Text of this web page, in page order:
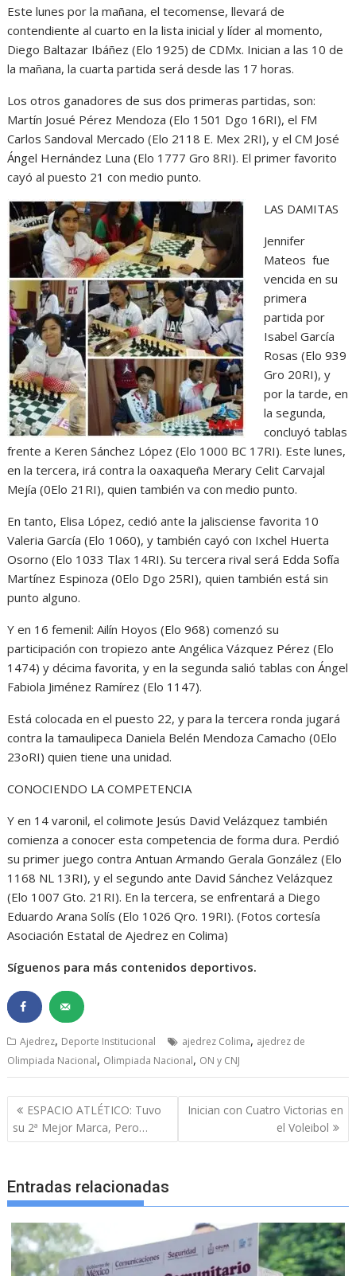
Este lunes por la mañana, el tecomense, llevará de
contendiente al cuarto en la lista inicial y líder al momento,
Diego Baltazar Ibáñez (Elo 1925) de CDMx. Inician a las 10 de
la mañana, la cuarta partida será desde las 17 horas.
Los otros ganadores de sus dos primeras partidas, son:
Martín Josué Pérez Mendoza (Elo 1501 Dgo 16RI), el FM
Carlos Sandoval Mercado (Elo 2118 E. Mex 2RI), y el CM José
Ángel Hernández Luna (Elo 1777 Gro 8RI). El primer favorito
cayó al puesto 21 con medio punto.
LAS DAMITAS
Jennifer
Mateos fue
vencida en su
primera
partida por
Isabel García
Rosas (Elo 939
Gro 20RI), y
por la tarde, en
la segunda,
concluyó tablas
frente a Keren Sánchez López (Elo 1000 BC 17RI). Este lunes,
en la tercera, irá contra la oaxaqueña Merary Celit Carvajal
Mejía (0Elo 21RI), quien también va con medio punto.
En tanto, Elisa López, cedió ante la jalisciense favorita 10
Valeria García (Elo 1060), y también cayó con Ixchel Huerta
Osorno (Elo 1033 Tlax 14RI). Su tercera rival será Edda Sofía
Martínez Espinoza (0Elo Dgo 25RI), quien también está sin
punto alguno.
Y en 16 femenil: Ailín Hoyos (Elo 968) comenzó su
participación con tropiezo ante Angélica Vázquez Pérez (Elo
1474) y décima favorita, y en la segunda salió tablas con Ángel
Fabiola Jiménez Ramírez (Elo 1147).
Está colocada en el puesto 22, y para la tercera ronda jugará
contra la tamaulipeca Daniela Belén Mendoza Camacho (0Elo
23oRI) quien tiene una unidad.
CONOCIENDO LA COMPETENCIA
Y en 14 varonil, el colimote Jesús David Velázquez también
comienza a conocer esta competencia de forma dura. Perdió
su primer juego contra Antuan Armando Gerala González (Elo
1168 NL 13RI), y el segundo ante David Sánchez Velázquez
(Elo 1007 Gto. 21RI). En la tercera, se enfrentará a Diego
Eduardo Arana Solís (Elo 1026 Qro. 19RI). (Fotos cortesía
Asociación Estatal de Ajedrez en Colima)
Síguenos para más contenidos deportivos.
Ajedrez, Deporte Institucional ajedrez Colima, ajedrez de
Olimpiada Nacional, Olimpiada Nacional, ON y CNJ
Navegación
de
entradas
ESPACIO ATLÉTICO: Tuvo
su 2ª Mejor Marca, Pero…
Inician con Cuatro Victorias en
el Voleibol
Entradas relacionadas